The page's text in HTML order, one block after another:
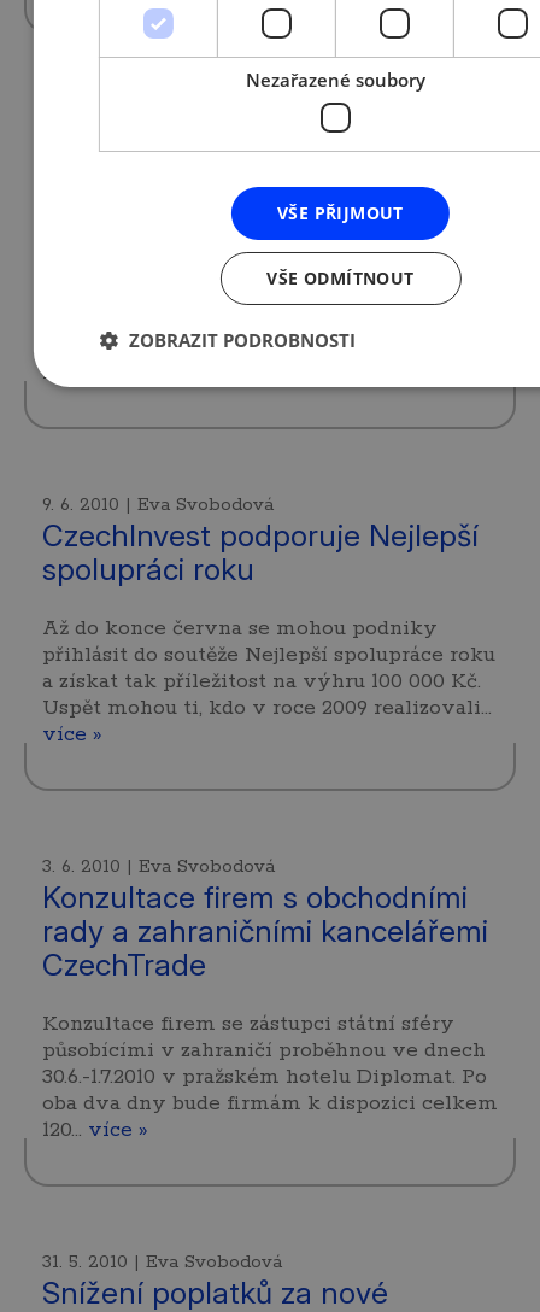
Máte zájem o zisk kapitálu a
burzovního trhu?
Burza cenných papírů ve Varšavě povede ve
dnech 21. – 22. 6. 2010 již podruhé v České
semináře věnované trhu NewConnect. Trh
NewConnect byl…
9. 6. 2010 | Eva Svobodová
CzechInvest podporuje Nejlepší
spolupráci roku
Až do konce června se mohou podniky
přihlásit do soutěže Nejlepší spolupráce roku
a získat tak příležitost na výhru 100 000 Kč.
Uspět mohou ti, kdo v roce 2009 realizovali…
více »
3. 6. 2010 | Eva Svobodová
Konzultace firem s obchodními
rady a zahraničními kancelářemi
CzechTrade
Konzultace firem se zástupci státní sféry
působícími v zahraničí proběhnou ve dnech
30.6.-1.7.2010 v pražském hotelu Diplomat. Po
oba dva dny bude firmám k dispozici celkem
120… více »
31. 5. 2010 | Eva Svobodová
Snížení poplatků za nové
Nezařazené soubory
VŠE PŘIJMOUT
VŠE ODMÍTNOUT
ZOBRAZIT PODROBNOSTI